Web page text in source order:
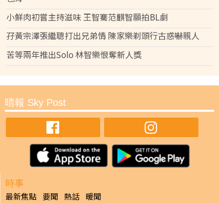
小鮮肉初嘗主持滋味 王智騫范麒智願拍BL劇
孖黃宗澤張繼聰打出兄弟情 陳家樂剃頭行古惑嚇親人
苦等兩年推出Solo 林智樂恨奪新人獎
晴報 Sky Post
時事
最新焦點 要聞 熱話 暖聞